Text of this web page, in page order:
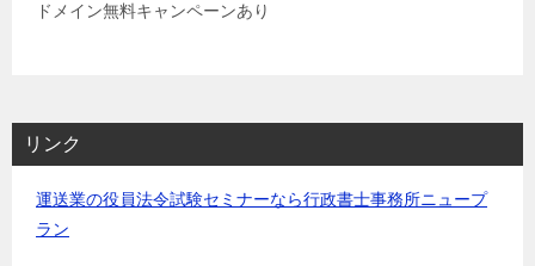
ドメイン無料キャンペーンあり
リンク
運送業の役員法令試験セミナーなら行政書士事務所ニュープ
ラン